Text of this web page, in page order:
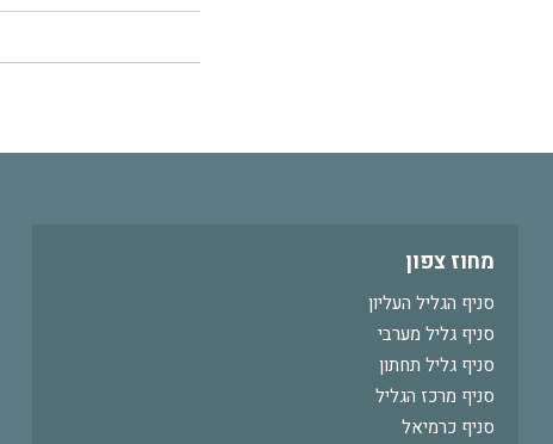
מחוז צפון
סניף הגליל העליון
סניף גליל מערבי
סניף גליל תחתון
סניף מרכז הגליל
סניף כרמיאל